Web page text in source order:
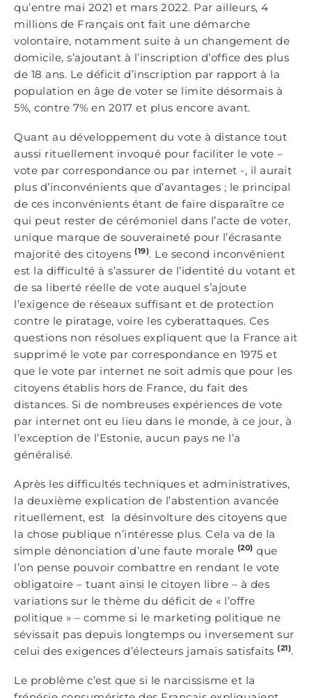
qu’entre mai 2021 et mars 2022. Par ailleurs, 4
millions de Français ont fait une démarche
volontaire, notamment suite à un changement de
domicile, s’ajoutant à l’inscription d’office des plus
de 18 ans. Le déficit d’inscription par rapport à la
population en âge de voter se limite désormais à
5%, contre 7% en 2017 et plus encore avant.
Quant au développement du vote à distance tout
aussi rituellement invoqué pour faciliter le vote –
vote par correspondance ou par internet -, il aurait
plus d’inconvénients que d’avantages ; le principal
de ces inconvénients étant de faire disparaître ce
qui peut rester de cérémoniel dans l’acte de voter,
unique marque de souveraineté pour l’écrasante
majorité des citoyens (19). Le second inconvénient
est la difficulté à s’assurer de l’identité du votant et
de sa liberté réelle de vote auquel s’ajoute
l’exigence de réseaux suffisant et de protection
contre le piratage, voire les cyberattaques. Ces
questions non résolues expliquent que la France ait
supprimé le vote par correspondance en 1975 et
que le vote par internet ne soit admis que pour les
citoyens établis hors de France, du fait des
distances. Si de nombreuses expériences de vote
par internet ont eu lieu dans le monde, à ce jour, à
l’exception de l’Estonie, aucun pays ne l’a
généralisé.
Après les difficultés techniques et administratives,
la deuxième explication de l’abstention avancée
rituellement, est la désinvolture des citoyens que
la chose publique n’intéresse plus. Cela va de la
simple dénonciation d’une faute morale (20) que
l’on pense pouvoir combattre en rendant le vote
obligatoire – tuant ainsi le citoyen libre – à des
variations sur le thème du déficit de « l’offre
politique » – comme si le marketing politique ne
sévissait pas depuis longtemps ou inversement sur
celui des exigences d’électeurs jamais satisfaits (21).
Le problème c’est que si le narcissisme et la